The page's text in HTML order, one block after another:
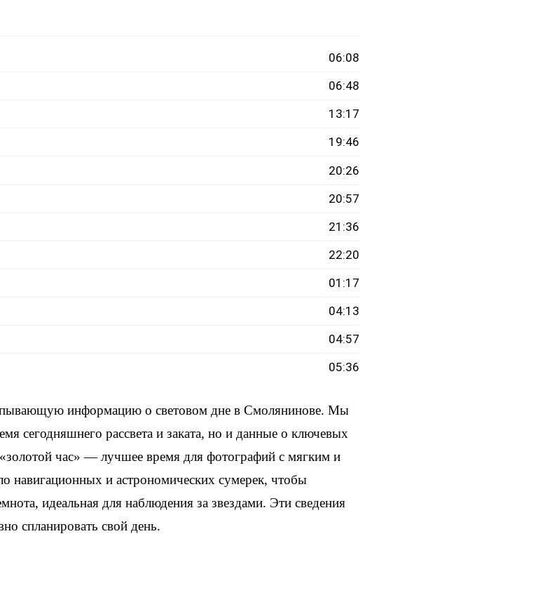
06:08
06:48
13:17
19:46
20:26
20:57
21:36
22:20
01:17
04:13
04:57
05:36
информацию о световом дне в Смолянинове. Мы
сегодняшнего рассвета и заката, но и данные о ключевых
«золотой час» — лучшее время для фотографий с мягким и
навигационных и астрономических сумерек, чтобы
идеальная для наблюдения за звездами. Эти сведения
спланировать свой день.